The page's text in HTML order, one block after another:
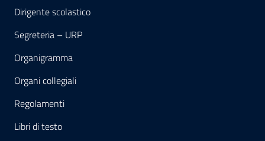
Dirigente scolastico
Segreteria – URP
Organigramma
Organi collegiali
Regolamenti
Libri di testo